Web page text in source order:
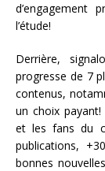
d’engagement
l’étude!
Derrière,
progresse de 7
contenus,
un choix
et les fans du
publications,
bonnes